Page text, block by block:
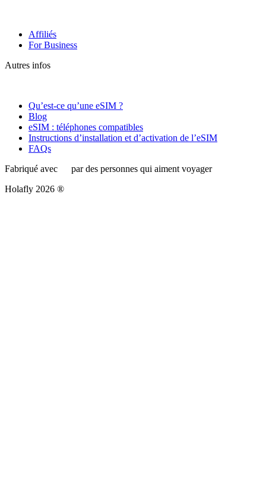
Affiliés
For Business
Autres infos
Qu’est-ce qu’une eSIM ?
Blog
eSIM : téléphones compatibles
Instructions d’installation et d’activation de l’eSIM
FAQs
Fabriqué avec
par des personnes qui aiment voyager
Holafly 2026 ®